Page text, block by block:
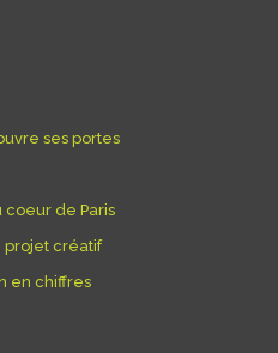
ses portes
coeur de Paris
projet créatif
en chiffres